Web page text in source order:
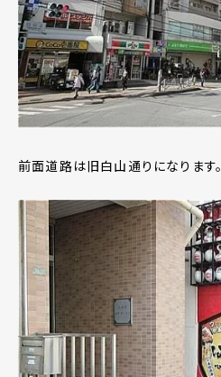
前面道路は旧白山通りになります。